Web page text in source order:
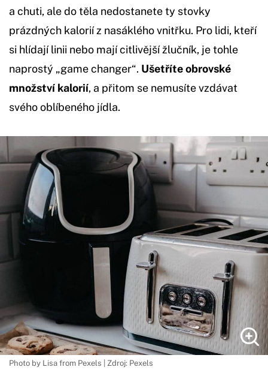
a chuti, ale do těla nedostanete ty stovky
prázdných kalorií z nasáklého vnitřku. Pro lidi, kteří
si hlídají linii nebo mají citlivější žlučník, je tohle
naprostý „game changer“. Ušetříte obrovské
množství kalorií, a přitom se nemusíte vzdávat
svého oblíbeného jídla.
Photo by Lisa from Pexels | Zdroj: Pexels